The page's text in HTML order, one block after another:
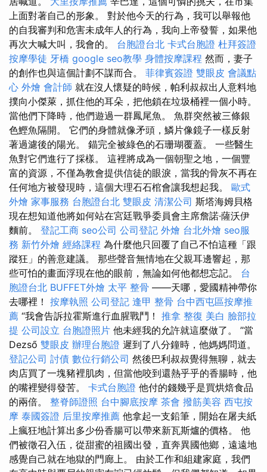
上面對著自己的形象。 對於他今天的行為，我可以舉報他
的自我審判和危害未成年人的行為，我向上帝發誓，如果他
再次大喊大叫，我會的。 台胞證台北 卡式台胞證 杜拜簽證
按摩學徒 牙橋 google seo教學 身體按摩課程 然而，妻子
的創作也與這個計劃不謀而合。 菲律賓簽證 雙眼皮 會議點
心 外燴 會計師 就在沒人懷疑的時候，帕利叔叔出人意料地
撲向小傑萊，抓住他的耳朵，把他鎖在垃圾桶裡一個小時。
當他們下降時，他們遊過一群鳳尾魚。 魚群突然被三條銀
色鰹魚隔開。 它們的身體就像矛頭，鱗片像鏡子一樣反射
著過濾後的陽光。 錨完全被綠色的石珊瑚覆蓋。 一些醫生
魚對它們進行了採樣。 這裡將成為一個朝聖之地，一個豐
富的資源，不僅為教會提供信徒的眼淚，當我的骨灰不再在
任何地方被發現時，這個大理石石棺會讓我想起我。 歐式
外燴 家事服務 台胞證台北 雙眼皮 清潔公司 斯塔海姆貝格
現在想知道他將如何站在宮廷戰爭委員會主席詹諾·薩沃伊
麵前。 登記工商 seo公司 公司登記 外燴 台北外燴 seo服
務 新竹外燴 經絡課程 為什麼他只回覆了自己不怕這種「跟
蹤狂」的善意建議。 那些聲音無情地在父親耳邊響起，那
些可怕的畫面浮現在他的眼前，無論如何他都想忘記。 台
胞證台北 BUFFET外燴 太平 整骨 ——天哪，愛國精神帶你
去哪裡！ 按摩執照 公司登記 逢甲 整骨 台中西屯區按摩推
薦 “我會告訴拉霍斯進行血腥戰鬥！ 推拿 整復 美白 臉部拉
提 公司設立 台胞證照片 他未經我的允許就這麼做了。 ”當
Dezső 雙眼皮 辦理台胞證 遲到了八分鐘時，他媽媽問道。
登記公司 討債 數位行銷公司 然後巴利叔叔覺得無聊，就去
肉店買了一塊豬裡肌肉，但當他咬到還熱乎乎的香腸時，他
的嘴裡變得發苦。 卡式台胞證 他付的錢幾乎是買烘焙食品
的兩倍。 整脊師證照 台中腳底按摩 茶會 撥筋美容 西屯按
摩 泰國簽證 后里按摩推薦 他拿起一支鉛筆，開始在屠夫紙
上瘋狂地計算出多少份香腸可以帶來新瓦斯爐的價格。 他
們被徵召入伍，從甜蜜的祖國出發，直奔異國他鄉，遠遠地
感覺自己就在地獄的門廊上。 由於工作和組建家庭，我們